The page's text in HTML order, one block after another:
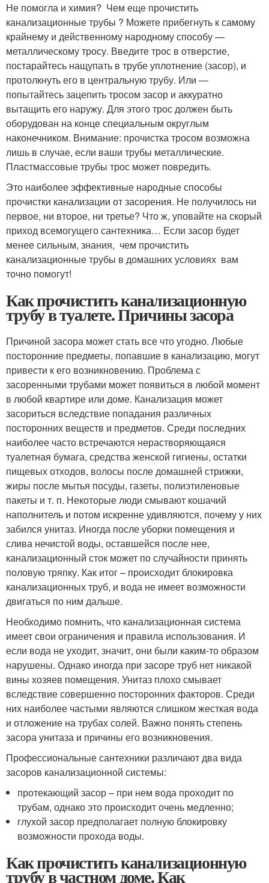
Не помогла и химия? Чем еще прочистить
канализационные трубы ? Можете прибегнуть к самому
крайнему и действенному народному способу —
металлическому тросу. Введите трос в отверстие,
постарайтесь нащупать в трубе уплотнение (засор), и
протолкнуть его в центральную трубу. Или —
попытайтесь зацепить тросом засор и аккуратно
вытащить его наружу. Для этого трос должен быть
оборудован на конце специальным округлым
наконечником. Внимание: прочистка тросом возможна
лишь в случае, если ваши трубы металлические.
Пластмассовые трубы трос может повредить.
Это наиболее эффективные народные способы
прочистки канализации от засорения. Не получилось ни
первое, ни второе, ни третье? Что ж, уповайте на скорый
приход всемогущего сантехника… Если засор будет
менее сильным, знания, чем прочистить
канализационные трубы в домашних условиях вам
точно помогут!
Как прочистить канализационную
трубу в туалете. Причины засора
Причиной засора может стать все что угодно. Любые
посторонние предметы, попавшие в канализацию, могут
привести к его возникновению. Проблема с
засоренными трубами может появиться в любой момент
в любой квартире или доме. Канализация может
засориться вследствие попадания различных
посторонних веществ и предметов. Среди последних
наиболее часто встречаются нерастворяющаяся
туалетная бумага, средства женской гигиены, остатки
пищевых отходов, волосы после домашней стрижки,
жиры после мытья посуды, газеты, полиэтиленовые
пакеты и т. п. Некоторые люди смывают кошачий
наполнитель и потом искренне удивляются, почему у них
забился унитаз. Иногда после уборки помещения и
слива нечистой воды, оставшейся после нее,
канализационный сток может по случайности принять
половую тряпку. Как итог – происходит блокировка
канализационных труб, и вода не имеет возможности
двигаться по ним дальше.
Необходимо помнить, что канализационная система
имеет свои ограничения и правила использования. И
если вода не уходит, значит, они были каким-то образом
нарушены. Однако иногда при засоре труб нет никакой
вины хозяев помещения. Унитаз плохо смывает
вследствие совершенно посторонних факторов. Среди
них наиболее частыми являются слишком жесткая вода
и отложение на трубах солей. Важно понять степень
засора унитаза и причины его возникновения.
Профессиональные сантехники различают два вида
засоров канализационной системы:
протекающий засор – при нем вода проходит по
трубам, однако это происходит очень медленно;
глухой засор предполагает полную блокировку
возможности прохода воды.
Как прочистить канализационную
трубу в частном доме. Как